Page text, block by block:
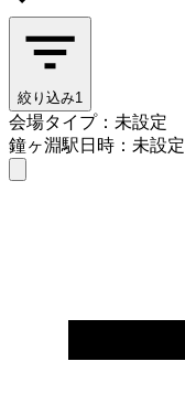
絞り込み1
会場タイプ：未設定
鐘ヶ淵駅日時：未設定